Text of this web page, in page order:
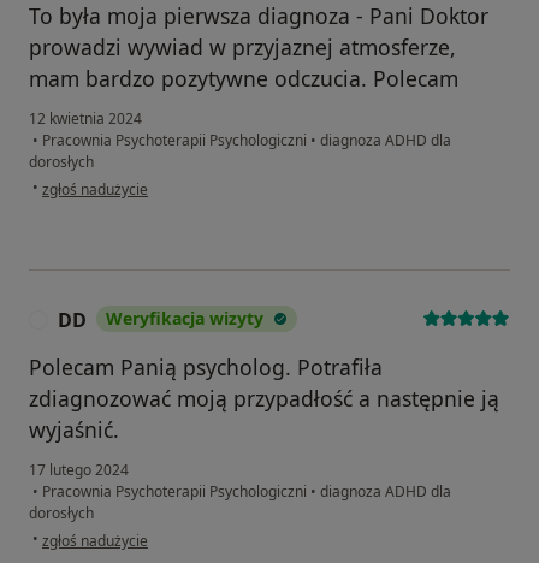
To była moja pierwsza diagnoza - Pani Doktor
prowadzi wywiad w przyjaznej atmosferze,
mam bardzo pozytywne odczucia. Polecam
12 kwietnia 2024
• Pracownia Psychoterapii Psychologiczni • diagnoza ADHD dla
dorosłych
• w opinii użytkownika BS
zgłoś nadużycie
DD Weryfikacja wizyty
Polecam Panią psycholog. Potrafiła
zdiagnozować moją przypadłość a następnie ją
wyjaśnić.
17 lutego 2024
• Pracownia Psychoterapii Psychologiczni • diagnoza ADHD dla
dorosłych
• w opinii użytkownika DD
zgłoś nadużycie